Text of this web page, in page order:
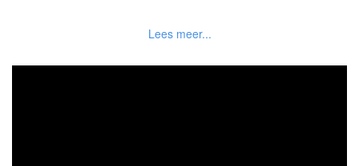
In 2023 werd de band opgericht door onze drummer